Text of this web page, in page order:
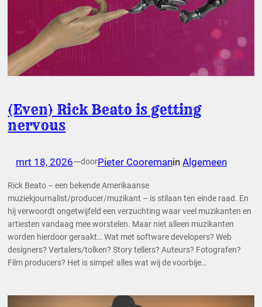
(Even) Rick Beato is getting
nervous
mrt 18, 2026—doorPieter Cooremanin Algemeen
Rick Beato – een bekende Amerikaanse
muziekjournalist/producer/muzikant – is stilaan ten einde raad. En
hij verwoordt ongetwijfeld een verzuchting waar veel muzikanten en
artiesten vandaag mee worstelen. Maar niet alleen muzikanten
worden hierdoor geraakt… Wat met software developers? Web
designers? Vertalers/tolken? Story tellers? Auteurs? Fotografen?
Film producers? Het is simpel: alles wat wij de voorbije…